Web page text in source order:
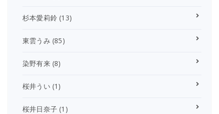
杉本愛莉鈴 (13)
東雲うみ (85)
染野有来(8)
桜井うい (1)
桜井日奈子 (1)